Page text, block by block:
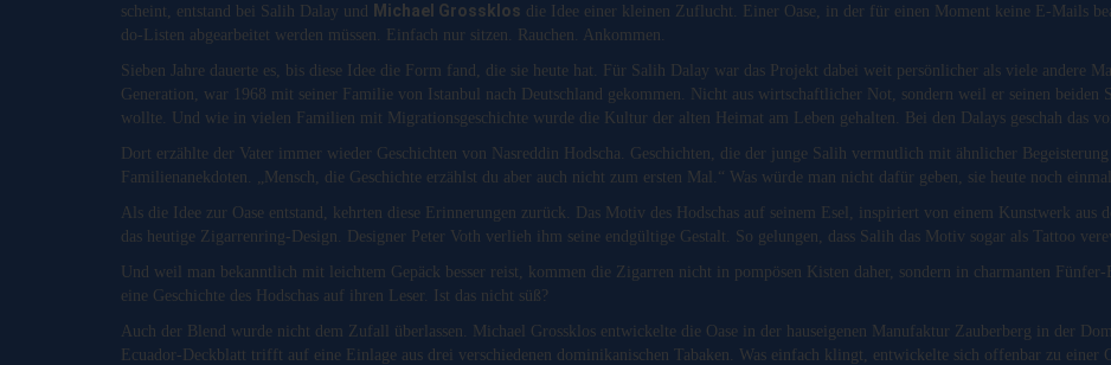
scheint, entstand bei Salih Dalay und
Michael Grossklos die Idee einer kleinen Zuflucht. Einer Oase, in der für einen Moment keine E-Mails
do-Listen abgearbeitet werden müssen. Einfach nur sitzen. Rauchen. Ankommen.
Sieben Jahre dauerte es, bis diese Idee die Form fand, die sie heute hat. Für Salih Dalay war das Projekt dabei weit persönlicher als viele andere
Generation, war 1968 mit seiner Familie von Istanbul nach Deutschland gekommen. Nicht aus wirtschaftlicher Not, sondern weil er seinen beiden
wollte. Und wie in vielen Familien mit Migrationsgeschichte wurde die Kultur der alten Heimat am Leben gehalten. Bei den Dalays geschah das
Dort erzählte der Vater immer wieder Geschichten von Nasreddin Hodscha. Geschichten, die der junge Salih vermutlich mit ähnlicher
Familienanekdoten. „Mensch, die Geschichte erzählst du aber auch nicht zum ersten Mal.“ Was würde man nicht dafür geben, sie heute noch
Als die Idee zur Oase entstand, kehrten diese Erinnerungen zurück. Das Motiv des Hodschas auf seinem Esel, inspiriert von einem Kunstwerk
das heutige Zigarrenring-Design. Designer Peter Voth verlieh ihm seine endgültige Gestalt. So gelungen, dass Salih das Motiv sogar als Tattoo
Und weil man bekanntlich mit leichtem Gepäck besser reist, kommen die Zigarren nicht in pompösen Kisten daher, sondern in charmanten
eine Geschichte des Hodschas auf ihren Leser. Ist das nicht süß?
Auch der Blend wurde nicht dem Zufall überlassen. Michael Grossklos entwickelte die Oase in der hauseigenen Manufaktur Zauberberg in der
Ecuador-Deckblatt trifft auf eine Einlage aus drei verschiedenen dominikanischen Tabaken. Was einfach klingt, entwickelte sich offenbar zu einer